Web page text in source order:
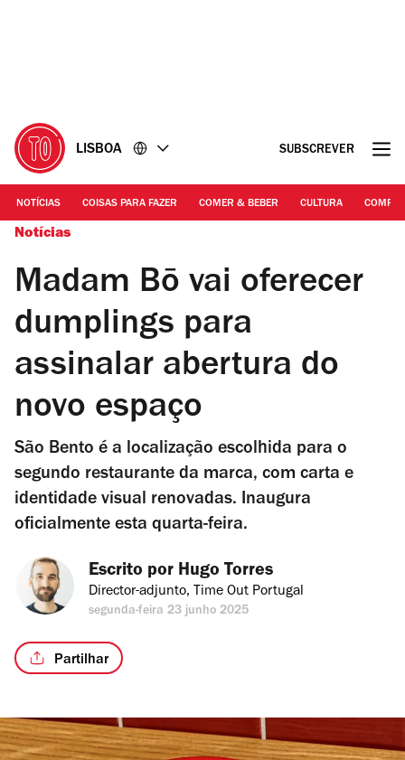
LISBOA SUBSCREVER
NOTÍCIAS COISAS PARA FAZER COMER & BEBER CULTURA
Notícias
Madam Bō vai oferecer
dumplings para
assinalar abertura do
novo espaço
São Bento é a localização escolhida para o
segundo restaurante da marca, com carta e
identidade visual renovadas. Inaugura
oficialmente esta quarta-feira.
Escrito por Hugo Torres
Director-adjunto, Time Out Portugal
segunda-feira 23 junho 2025
Partilhar